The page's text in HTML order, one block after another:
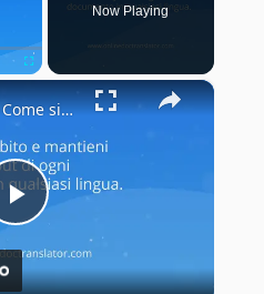
Fullscreen
Now Playing
×
Play
Doc Translator: Come si usa il traduttore di documenti?